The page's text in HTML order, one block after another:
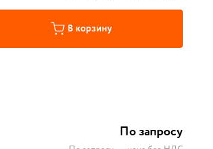
В корзину
По запросу